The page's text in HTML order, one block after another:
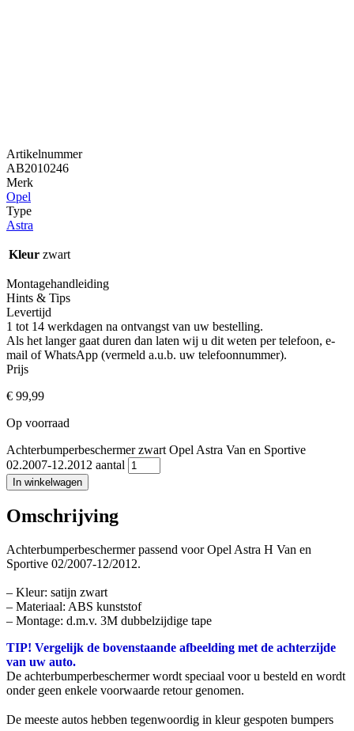
Artikelnummer
AB2010246
Merk
Opel
Type
Astra
Kleur zwart
Montagehandleiding
Hints & Tips
Levertijd
1 tot 14 werkdagen na ontvangst van uw bestelling.
Als het langer gaat duren dan laten wij u dit weten per telefoon, e-
mail of WhatsApp (vermeld a.u.b. uw telefoonnummer).
Prijs
€ 99,99
Op voorraad
Achterbumperbeschermer zwart Opel Astra Van en Sportive
02.2007-12.2012 aantal
In winkelwagen
Omschrijving
Achterbumperbeschermer passend voor Opel Astra H Van en
Sportive 02/2007-12/2012.
– Kleur: satijn zwart
– Materiaal: ABS kunststof
– Montage: d.m.v. 3M dubbelzijdige tape
TIP! Vergelijk de bovenstaande afbeelding met de achterzijde
van uw auto.
De achterbumperbeschermer wordt speciaal voor u besteld en wordt
onder geen enkele voorwaarde retour genomen.
De meeste autos hebben tegenwoordig in kleur gespoten bumpers